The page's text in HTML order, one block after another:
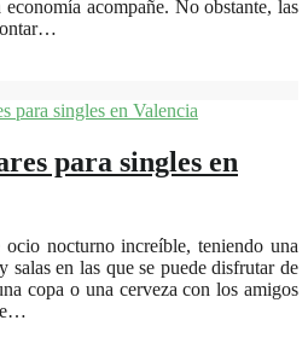
acompañe. No obstante, las
para singles en
nocturno increíble, teniendo una
salas en las que se puede disfrutar de
copa o una cerveza con los amigos